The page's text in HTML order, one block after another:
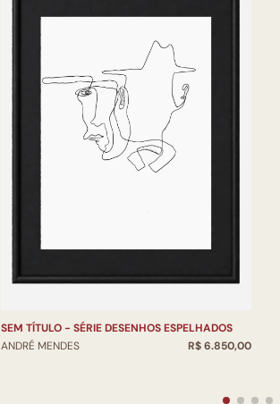
SEM TÍTULO - SÉRIE DESENHOS ESPELHADOS
ANDRÉ MENDES
R$ 6.850,00